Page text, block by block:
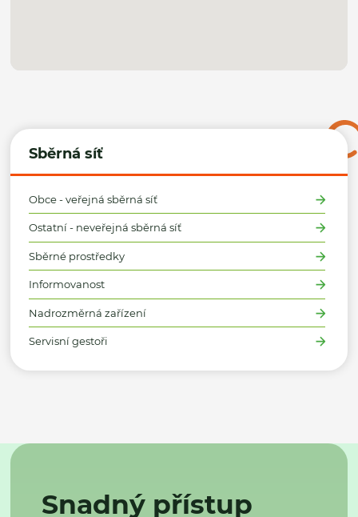
Sběrná síť
Obce - veřejná sběrná síť
Ostatní - neveřejná sběrná síť
Sběrné prostředky
Informovanost
Nadrozměrná zařízení
Servisní gestoři
Snadný přístup